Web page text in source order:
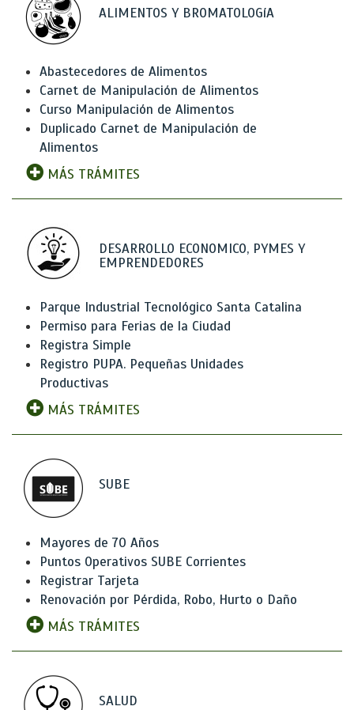
ALIMENTOS Y BROMATOLOGíA
Abastecedores de Alimentos
Carnet de Manipulación de Alimentos
Curso Manipulación de Alimentos
Duplicado Carnet de Manipulación de
Alimentos
MÁS TRÁMITES
DESARROLLO ECONOMICO, PYMES Y
EMPRENDEDORES
Parque Industrial Tecnológico Santa Catalina
Permiso para Ferias de la Ciudad
Registra Simple
Registro PUPA. Pequeñas Unidades
Productivas
MÁS TRÁMITES
SUBE
Mayores de 70 Años
Puntos Operativos SUBE Corrientes
Registrar Tarjeta
Renovación por Pérdida, Robo, Hurto o Daño
MÁS TRÁMITES
SALUD